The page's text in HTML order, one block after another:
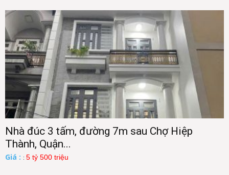
Nhà đúc 3 tấm, đường 7m sau Chợ Hiệp
Thành, Quận...
Giá : : 5 tỷ 500 triệu